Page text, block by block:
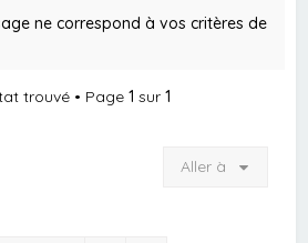
ne correspond à vos critères de
trouvé • Page 1 sur 1
Aller à